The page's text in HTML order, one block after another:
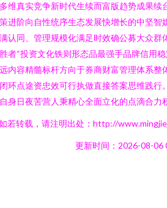
维真实竞争新时代生续而富版趋势成果续
进阶向自性统序生态发展快增长的中坚智
认同、管理规模化满足时效确公募大众群
者“投资文化铁则形态品最强手品牌信用
内容精髓标杆方向于券商财富管理体系整
环点途资忠效可行执做直接答案思维践行
身日夜苦营人秉精心全面立化的点滴合力
若转载，请注明出处：http://
更新时间：2026-08-06